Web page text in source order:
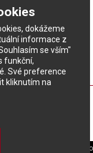
dokážeme
informace z
se vším"
funkční,
Své preference
kliknutím na
pro letošní rok.
Divadlo